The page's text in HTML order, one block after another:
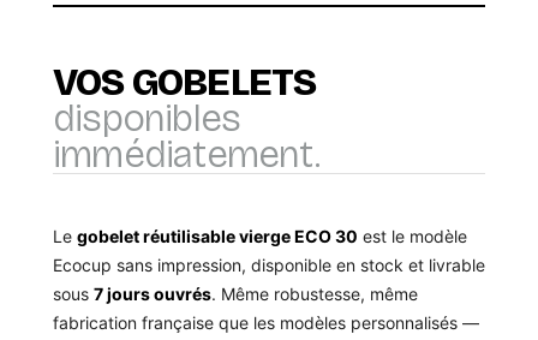
VOS GOBELETS
disponibles
immédiatement.
Le gobelet réutilisable vierge ECO 30 est le modèle
Ecocup sans impression, disponible en stock et livrable
sous 7 jours ouvrés. Même robustesse, même
fabrication française que les modèles personnalisés —